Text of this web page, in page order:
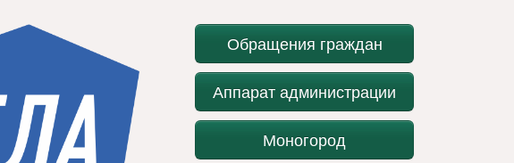
Обращения граждан
Аппарат администрации
Моногород